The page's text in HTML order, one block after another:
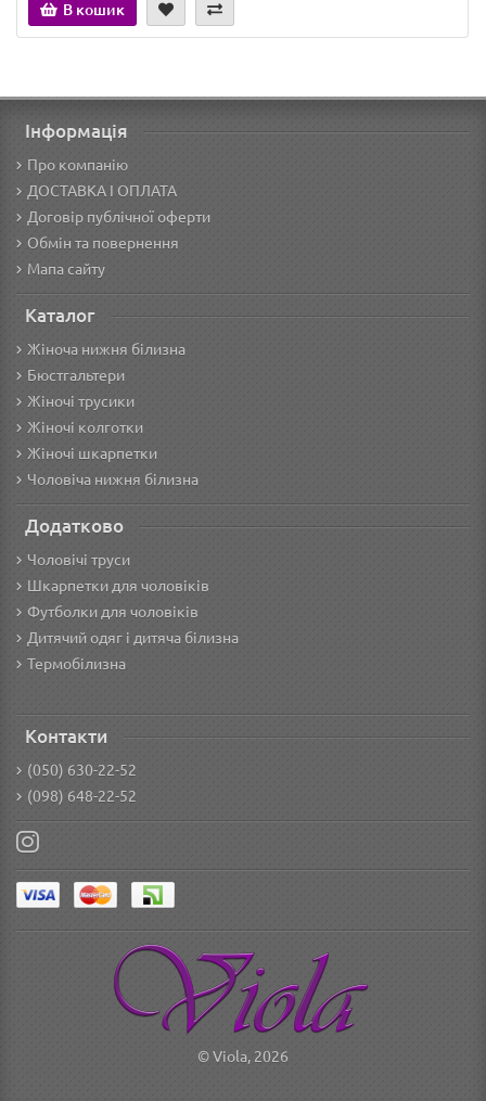
В кошик
Інформація
Про компанію
ДОСТАВКА І ОПЛАТА
Договір публічної оферти
Обмін та повернення
Мапа сайту
Каталог
Жіноча нижня білизна
Бюстгальтери
Жіночі трусики
Жіночі колготки
Жіночі шкарпетки
Чоловіча нижня білизна
Додатково
Чоловічі труси
Шкарпетки для чоловіків
Футболки для чоловіків
Дитячий одяг і дитяча білизна
Термобілизна
Контакти
(050) 630-22-52
(098) 648-22-52
© Viola, 2026